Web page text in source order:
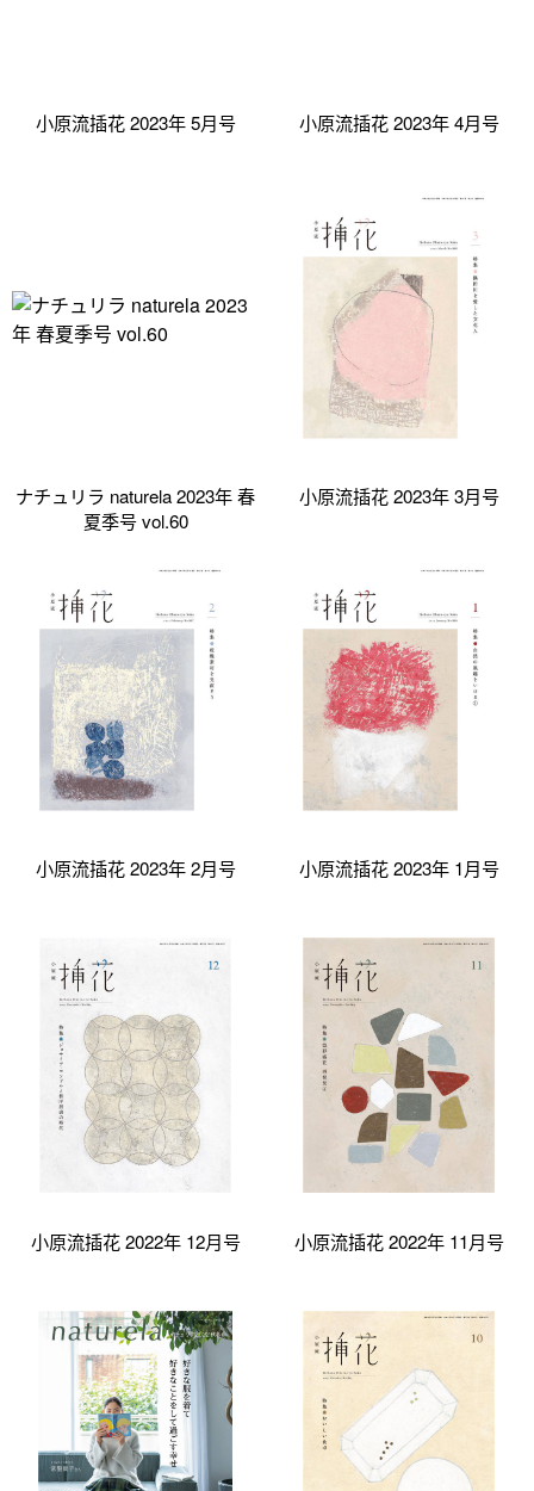
小原流插花 2023年 5月号 小原流插花 2023年 4月号
ナチュリラ naturela 2023年 春
夏季号 vol.60
小原流插花 2023年 3月号
小原流插花 2023年 2月号 小原流插花 2023年 1月号
小原流插花 2022年 12月号 小原流插花 2022年 11月号